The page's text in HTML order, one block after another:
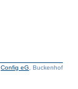
Config eG , Buckenhof